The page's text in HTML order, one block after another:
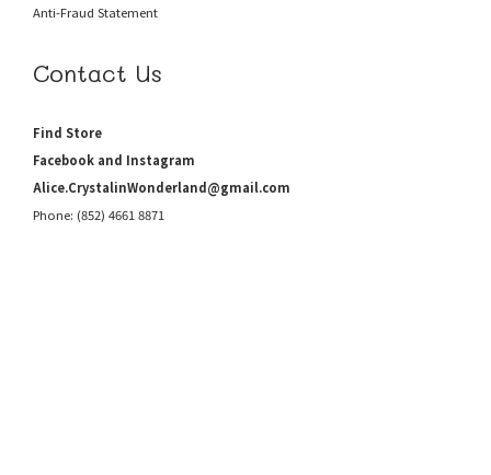
Anti-Fraud Statement
Contact Us
Find Store
Facebook and Instagram
Alice.CrystalinWonderland@gmail.com
Phone: (852) 4661 8871